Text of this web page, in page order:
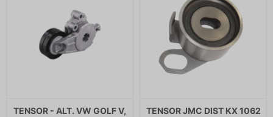
TENSOR - ALT. VW GOLF V,
TENSOR JMC DIST KX 1062